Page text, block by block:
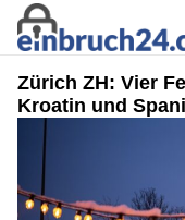
Zürich ZH: Vier
Kroatin und